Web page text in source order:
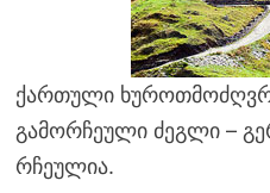
ქართული
გამორჩეული ძეგლი –
რჩეულია.